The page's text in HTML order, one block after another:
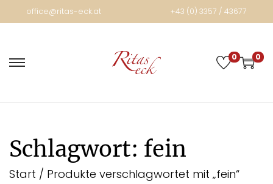
office@ritas-eck.at +43 (0) 3357 / 43677
0 0
Schlagwort: fein
Start / Produkte verschlagwortet mit „fein“